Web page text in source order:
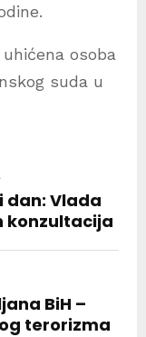
osoba
suda u
dan: Vlada
konzultacija
BiH –
terorizma